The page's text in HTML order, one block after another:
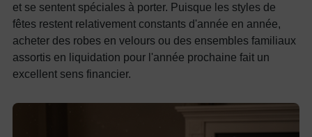
et se sentent spéciales à porter. Puisque les styles de
fêtes restent relativement constants d'année en année,
acheter des robes en velours ou des ensembles familiaux
assortis en liquidation pour l'année prochaine fait un
excellent sens financier.